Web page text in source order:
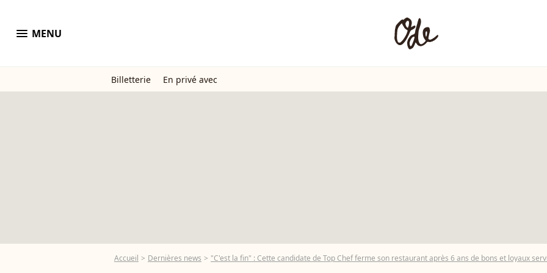
menu MENU
Billetterie En privé avec
Accueil Dernières news "C'est la fin" : Cette candidate de Top Chef ferme son restaurant après 6 ans de bons et loyaux